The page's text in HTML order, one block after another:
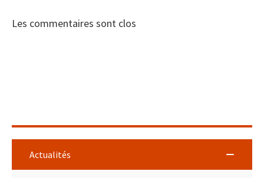
Les commentaires sont clos
Actualités